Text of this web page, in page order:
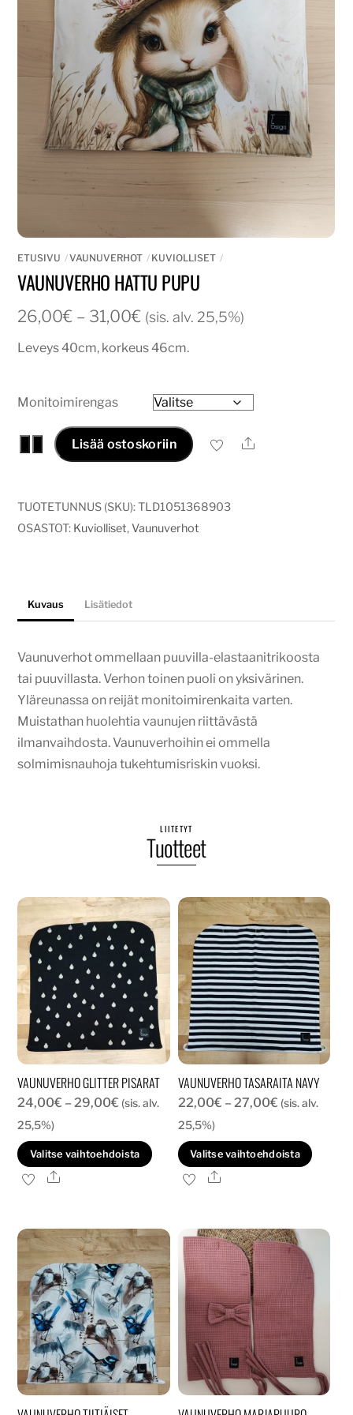
ETUSIVU VAUNUVERHOT KUVIOLLISET
VAUNUVERHO HATTU PUPU
26,00€ – 31,00€ Hintaluokka:
-
(sis. alv. 25,5%)
Leveys 40cm, korkeus 46cm.
Monitoimirengas
Vaunuverho
hattu
määrä
Lisää ostoskoriin Ale
TUOTETUNNUS (SKU):TLD1051368903
OSASTOT: Kuviolliset,Vaunuverhot
Kuvaus Lisätiedot
Vaunuverhot ommellaan puuvilla-elastaanitrikoosta
tai puuvillasta. Verhon toinen puoli on yksivärinen.
Yläreunassa on reijät monitoimirenkaita varten.
Muistathan huolehtia vaunujen riittävästä
ilmanvaihdosta. Vaunuverhoihin ei ommella
solmimisnauhoja tukehtumisriskin vuoksi.
LIITETYT
Tuotteet
VAUNUVERHO GLITTER PISARAT
24,00€ – 29,00€ Hintaluokka:
-
29,00€
(sis. alv.
25,5%)
Valitse vaihtoehdoista
Tällä
tuotteella
muunnelma.
Voit
tehdä
valinnat
tuotteen
sivulla.
Ale
VAUNUVERHO TASARAITA NAVY
22,00€ – 27,00€Hintaluokka:
-
27,00€
(sis. alv.
25,5%)
Valitse vaihtoehdoista
Ale